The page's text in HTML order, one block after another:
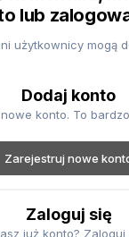
lub
użytkownicy mogą
Dodaj konto
nowe konto. To
Zarejestruj nowe
Zaloguj się
już konto? Zaloguj